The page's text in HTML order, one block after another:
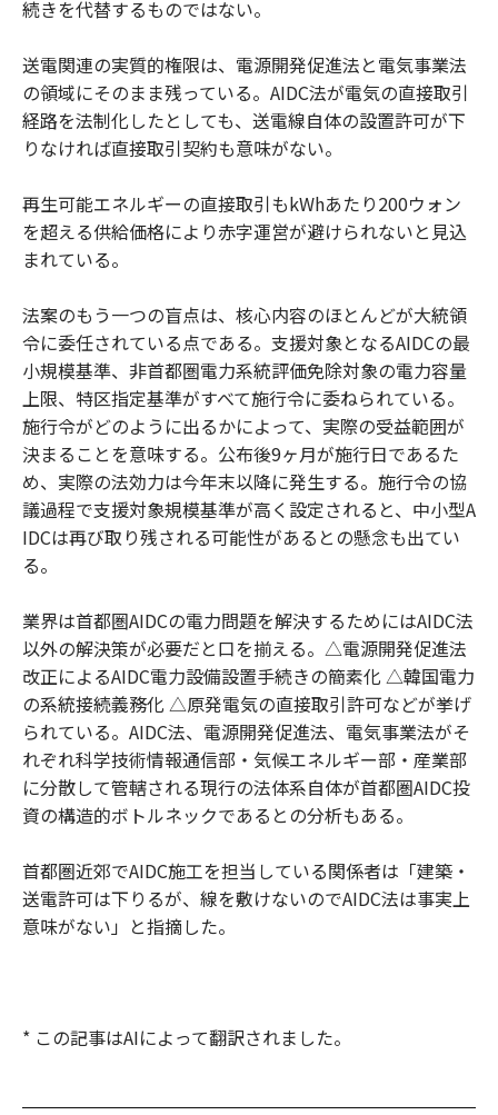
続きを代替するものではない。
送電関連の実質的権限は、電源開発促進法と電気事業法
の領域にそのまま残っている。AIDC法が電気の直接取引
経路を法制化したとしても、送電線自体の設置許可が下
りなければ直接取引契約も意味がない。
再生可能エネルギーの直接取引もkWhあたり200ウォン
を超える供給価格により赤字運営が避けられないと見込
まれている。
法案のもう一つの盲点は、核心内容のほとんどが大統領
令に委任されている点である。支援対象となるAIDCの最
小規模基準、非首都圏電力系統評価免除対象の電力容量
上限、特区指定基準がすべて施行令に委ねられている。
施行令がどのように出るかによって、実際の受益範囲が
決まることを意味する。公布後9ヶ月が施行日であるた
め、実際の法効力は今年末以降に発生する。施行令の協
議過程で支援対象規模基準が高く設定されると、中小型A
IDCは再び取り残される可能性があるとの懸念も出てい
る。
業界は首都圏AIDCの電力問題を解決するためにはAIDC法
以外の解決策が必要だと口を揃える。△電源開発促進法
改正によるAIDC電力設備設置手続きの簡素化 △韓国電力
の系統接続義務化 △原発電気の直接取引許可などが挙げ
られている。AIDC法、電源開発促進法、電気事業法がそ
れぞれ科学技術情報通信部・気候エネルギー部・産業部
に分散して管轄される現行の法体系自体が首都圏AIDC投
資の構造的ボトルネックであるとの分析もある。
首都圏近郊でAIDC施工を担当している関係者は「建築・
送電許可は下りるが、線を敷けないのでAIDC法は事実上
意味がない」と指摘した。
* この記事はAIによって翻訳されました。